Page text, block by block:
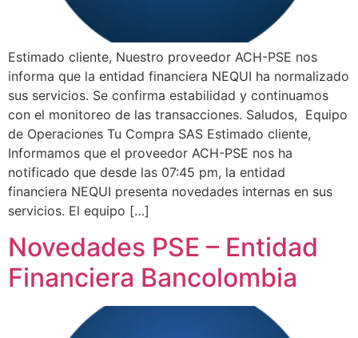
Estimado cliente, Nuestro proveedor ACH-PSE nos
informa que la entidad financiera NEQUI ha normalizado
sus servicios. Se confirma estabilidad y continuamos
con el monitoreo de las transacciones. Saludos, Equipo
de Operaciones Tu Compra SAS Estimado cliente,
Informamos que el proveedor ACH-PSE nos ha
notificado que desde las 07:45 pm, la entidad
financiera NEQUI presenta novedades internas en sus
servicios. El equipo […]
Novedades PSE – Entidad
Financiera Bancolombia